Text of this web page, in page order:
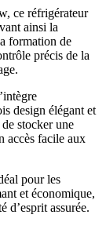
ce réfrigérateur
ainsi la
formation de
précis de la
design élégant et
stocker une
accès facile aux
pour les
et économique,
d’esprit assurée.